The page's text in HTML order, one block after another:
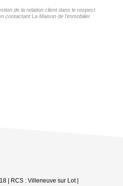
de la relation client dans le respect
contactant La Maison de l'immobilier
| RCS : Villeneuve sur Lot |